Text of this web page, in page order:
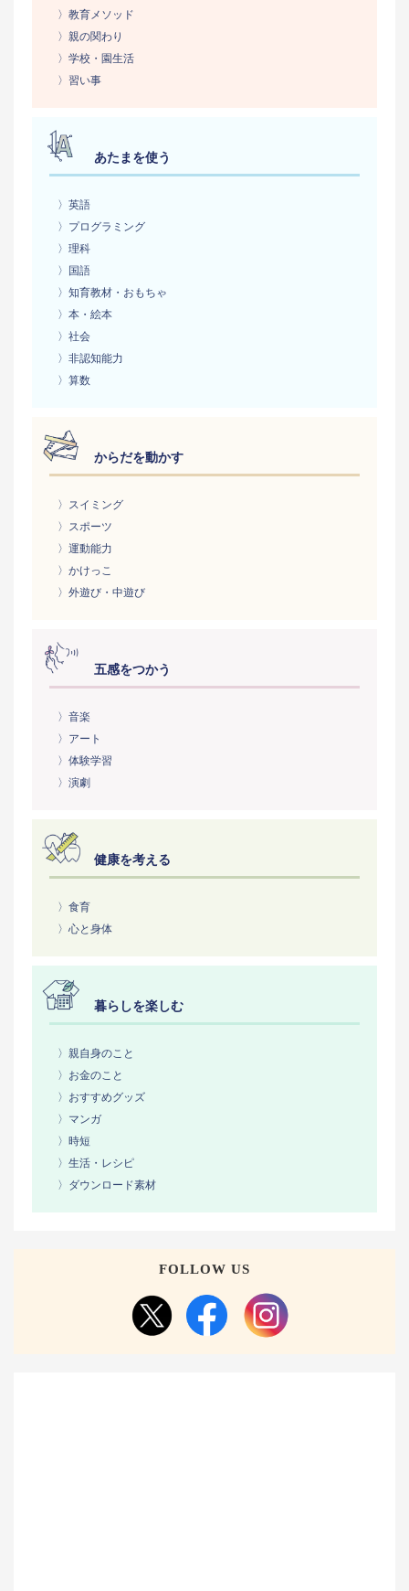
〉教育メソッド
〉親の関わり
〉学校・園生活
〉習い事
あたまを使う
〉英語
〉プログラミング
〉理科
〉国語
〉知育教材・おもちゃ
〉本・絵本
〉社会
〉非認知能力
〉算数
からだを動かす
〉スイミング
〉スポーツ
〉運動能力
〉かけっこ
〉外遊び・中遊び
五感をつかう
〉音楽
〉アート
〉体験学習
〉演劇
健康を考える
〉食育
〉心と身体
暮らしを楽しむ
〉親自身のこと
〉お金のこと
〉おすすめグッズ
〉マンガ
〉時短
〉生活・レシピ
〉ダウンロード素材
FOLLOW US